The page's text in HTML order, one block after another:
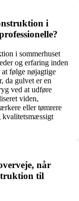
i
i sommerhuset
og erfaring inden
følge nøjagtige
da gulvet er en
ved at udføre
viden,
eller tømrere
kvalitetsmæssigt
når
til